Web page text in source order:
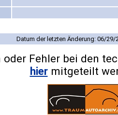
Datum der letzten Änderung: 06/29/
oder Fehler bei den
hiermitgeteilt